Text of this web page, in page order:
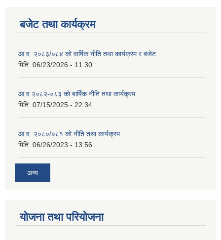
बजेट तथा कार्यक्रम
आ.व. २०८३/०८४ को वार्षिक नीति तथा कार्यक्रम र बजेट
मिति: 06/23/2026 - 11:30
आ.व २०८२-०८३ को बार्षिक नीति तथा कार्यक्रम
मिति: 07/15/2025 - 22:34
आ.व. २०८०/०८१ को नीति तथा कार्यक्रम
मिति: 06/26/2023 - 13:56
अन्य
योजना तथा परियोजना